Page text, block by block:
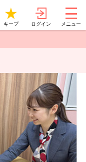
キープ ログイン メニュー